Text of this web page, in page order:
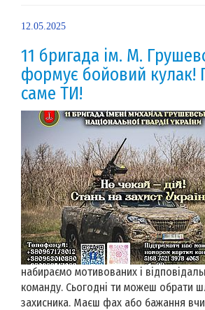
12.05.2025
11 бригада ім. М.
формує бойовий кулак!
саме ТИ!
набираємо мотивованих і
команду. Сьогодні ти можеш обрати
захисника. Маєш фах або бажання